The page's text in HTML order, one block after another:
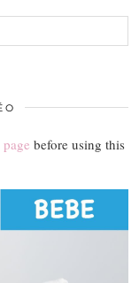
before using this